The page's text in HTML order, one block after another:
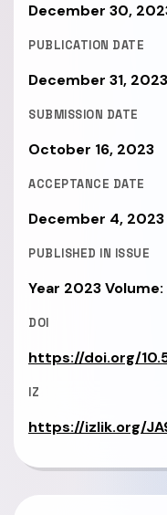
December 30,
PUBLICATION DATE
December 31, 2023
SUBMISSION DATE
October 16, 2023
ACCEPTANCE DATE
December 4, 2023
PUBLISHED IN ISSUE
Year 2023 Volume:
DOI
https://doi.org/
IZ
https://izlik.org/